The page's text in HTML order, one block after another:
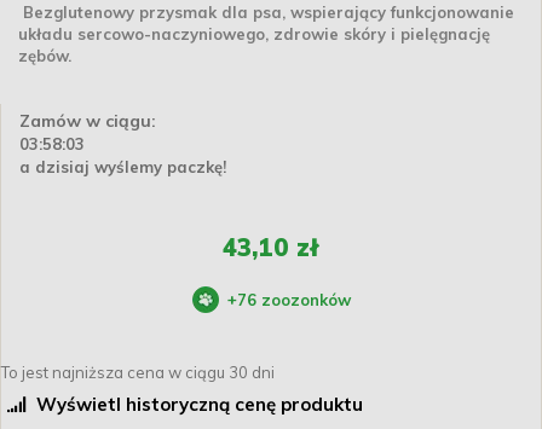
Bezglutenowy przysmak dla psa, wspierający funkcjonowanie
układu sercowo-naczyniowego, zdrowie skóry i pielęgnację
zębów.
Zamów w ciągu:
03:58:03
a dzisiaj wyślemy paczkę!
43,10 zł
+76 zoozonków
To jest najniższa cena w ciągu 30 dni
Wyświetl historyczną cenę produktu